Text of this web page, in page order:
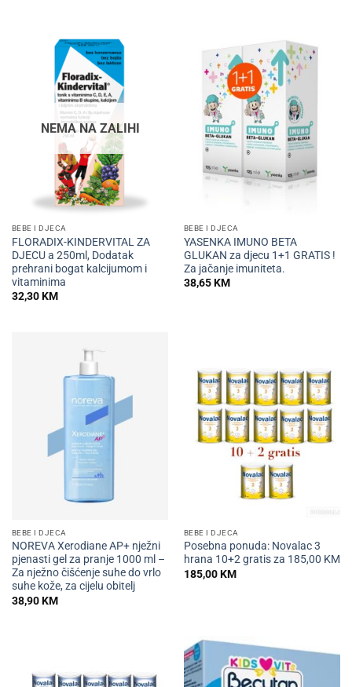
NEMA NA ZALIHI
BEBE I DJECA
FLORADIX-KINDERVITAL ZA
DJECU a 250ml, Dodatak
prehrani bogat kalcijumom i
vitaminima
32,30KM
BEBE I DJECA
YASENKA IMUNO BETA
GLUKAN za djecu 1+1 GRATIS !
Za jačanje imuniteta.
38,65KM
BEBE I DJECA
NOREVA Xerodiane AP+ nježni
pjenasti gel za pranje 1000 ml –
Za nježno čišćenje suhe do vrlo
suhe kože, za cijelu obitelj
38,90KM
BEBE I DJECA
Posebna ponuda: Novalac 3
hrana 10+2 gratis za 185,00 KM
185,00KM